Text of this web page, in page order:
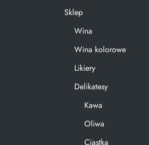
Sklep
Wina
Wina kolorowe
Likiery
Delikatesy
Kawa
Oliwa
Ciastka